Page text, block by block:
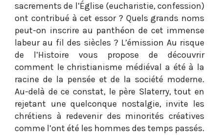
sacrements de l’Église (eucharistie, confession)
ont contribué à cet essor ? Quels grands noms
peut-on inscrire au panthéon de cet immense
labeur au fil des siècles ? L’émission Au risque
de l’Histoire vous propose de découvrir
comment le christianisme médiéval a été à la
racine de la pensée et de la société moderne.
Au-delà de ce constat, le père Slaterry, tout en
rejetant une quelconque nostalgie, invite les
chrétiens à redevenir des minorités créatives
comme l’ont été les hommes des temps passés.